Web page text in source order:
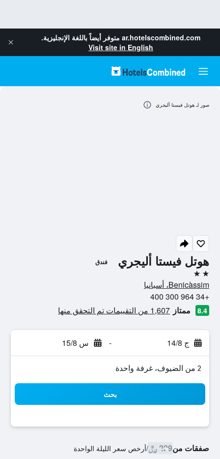
ar.hotelscombined.com متوفر أيضاً باللغة الإنجليزية.
Visit site in English
هوتل فيستا أليجري فندق
2 نجمتين
Benicàssim، أسبانيا
+34 964 300 400
8.4 ممتاز 1,607 من التقييمات تم التحقق منها
ج 14/8 - س 15/8
2 من الضيوف، غرفة واحدة
بحث
صفقات من229 ﷼ /أرخص سعر الليلة الواحدة
صور لـ هوتل فيستا أليجري